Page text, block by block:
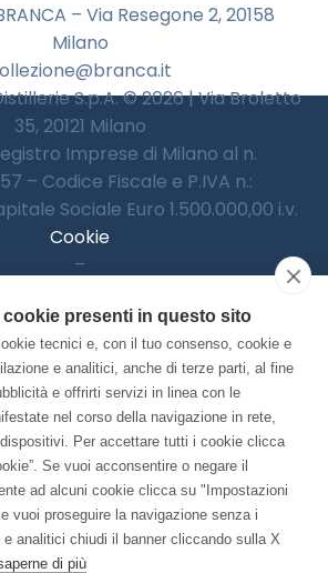
– Via Resegone 2, 20158
Milano
S.p.A. © 2026 | Via Broletto
35, 20121 Milano
Imprese di Milano al n.
– Codice Fiscale e P.IVA n.:
Sociale Euro 1.500.000,00 i.v.
Cookie
–
–
Accessibilitià
di:
cookie presenti in questo sito
tecnici e, con il tuo consenso, cookie e
e analitici, anche di terze parti, al fine
e offrirti servizi in linea con le
nel corso della navigazione in rete,
Per accettare tutti i cookie clicca
Se vuoi acconsentire o negare il
ad alcuni cookie clicca su "Impostazioni
vuoi proseguire la navigazione senza i
analitici chiudi il banner cliccando sulla X
di più